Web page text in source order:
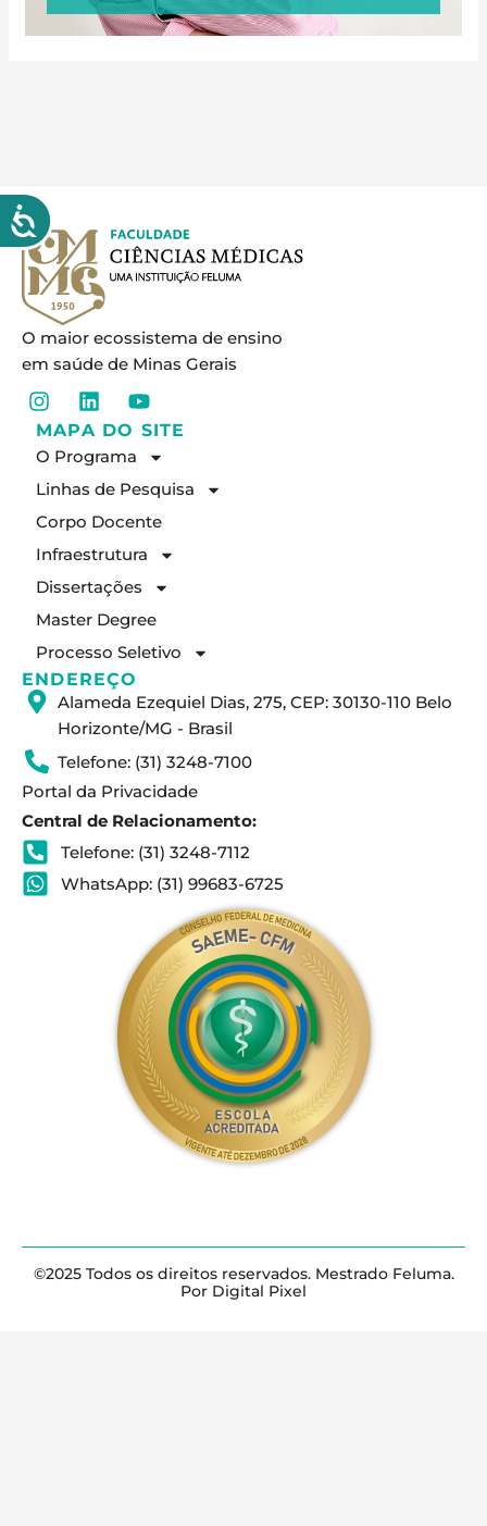
O maior ecossistema de ensino
em saúde de Minas Gerais
I
n
s
t
a
g
r
a
m
L
i
n
k
e
d
i
n
Y
o
u
u
b
e
MAPA DO SITE
O Programa
Linhas de Pesquisa
Corpo Docente
Infraestrutura
Dissertações
Master Degree
Processo Seletivo
ENDEREÇO
Alameda Ezequiel Dias, 275, CEP: 30130-110 Belo
Horizonte/MG - Brasil
Telefone: (31) 3248-7100
Portal da Privacidade
Central de Relacionamento:
Telefone: (31) 3248-7112
WhatsApp: (31) 99683-6725
©2025 Todos os direitos reservados. Mestrado Feluma.
Por Digital Pixel